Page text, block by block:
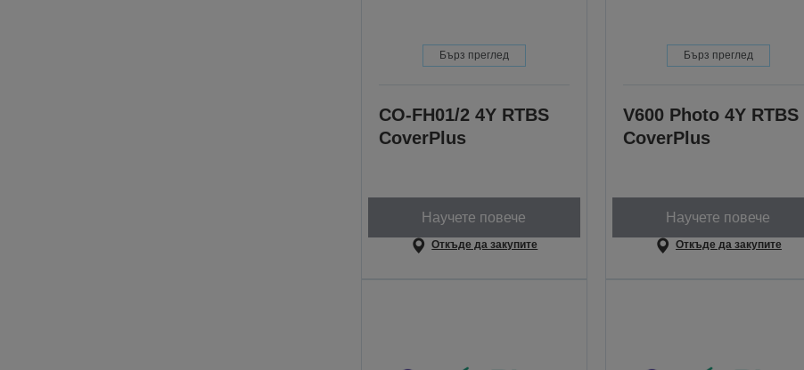
Бърз преглед
CO-FH01/2 4Y RTBS
CoverPlus
Научете повече
Откъде да закупите
Бърз преглед
V600 Photo 4Y RTBS
CoverPlus
Научете повече
Откъде да закупите